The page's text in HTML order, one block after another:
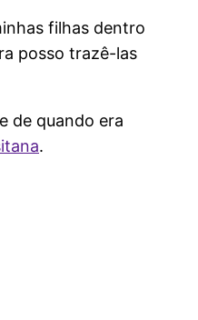
filhas dentro
posso trazê-las
de quando era
.